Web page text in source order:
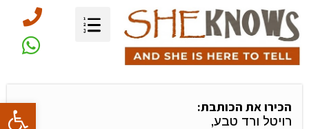
פתח הכירו את הכותבת:
רויטל ורד טבע,